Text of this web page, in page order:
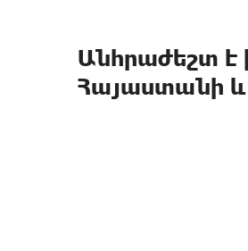
Անհրաժեշտ
Հայաստանի և